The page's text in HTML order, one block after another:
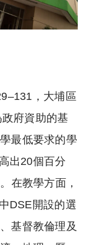
，大埔區
府資助的基
最低要求的學
出20個百分
在教學方面，
DSE開設的選
基督教倫理及